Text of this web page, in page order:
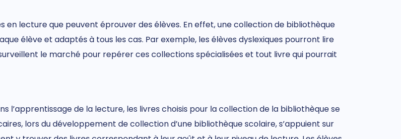
lecture que peuvent éprouver des élèves. En effet, une collection de bibliothèque
élève et adaptés à tous les cas. Par exemple, les élèves dyslexiques pourront lire
le marché pour repérer ces collections spécialisées et tout livre qui pourrait
l’apprentissage de la lecture, les livres choisis pour la collection de la bibliothèque se
lors du développement de collection d’une bibliothèque scolaire, s’appuient sur